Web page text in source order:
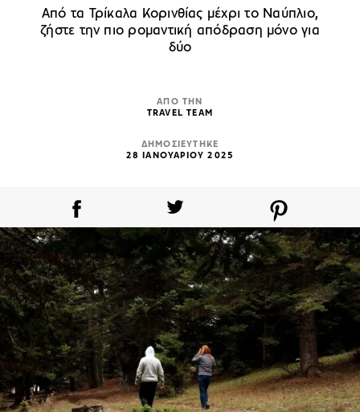
Από τα Τρίκαλα Κορινθίας μέχρι το Ναύπλιο,
ζήστε την πιο ρομαντική απόδραση μόνο για
δύο
ΑΠΟ ΤΗΝ
TRAVEL TEAM
ΔΗΜΟΣΙΕΥΤΗΚΕ
28 ΙΑΝΟΥΑΡΙΟΥ 2025